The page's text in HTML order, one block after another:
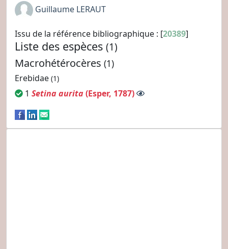
Guillaume LERAUT
Issu de la référence bibliographique : [20389]
Liste des espèces (1)
Macrohétérocères (1)
Erebidae (1)
1 Setina aurita(Esper, 1787)